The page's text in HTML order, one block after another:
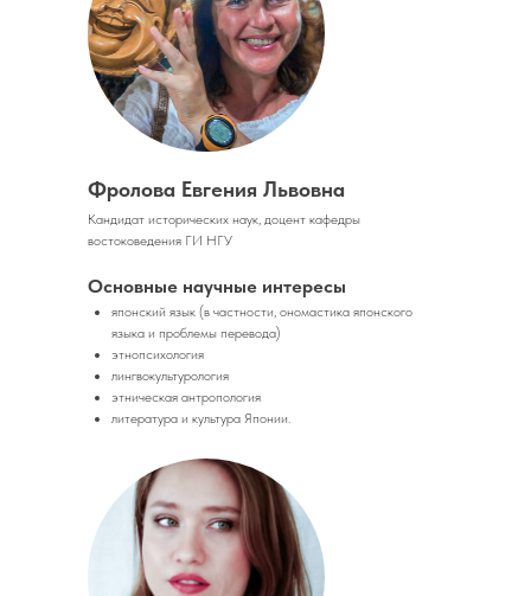
Фролова Евгения Львовна
Кандидат исторических наук, доцент кафедры
востоковедения ГИ НГУ
Основные научные интересы
японский язык (в частности, ономастика японского
языка и проблемы перевода)
этнопсихология
лингвокультурология
этническая антропология
литература и культура Японии.